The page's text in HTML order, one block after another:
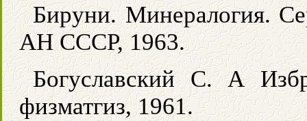
Бируни. Минералогия.
АН СССР, 1963.
Богуславский С. А
физматгиз, 1961.